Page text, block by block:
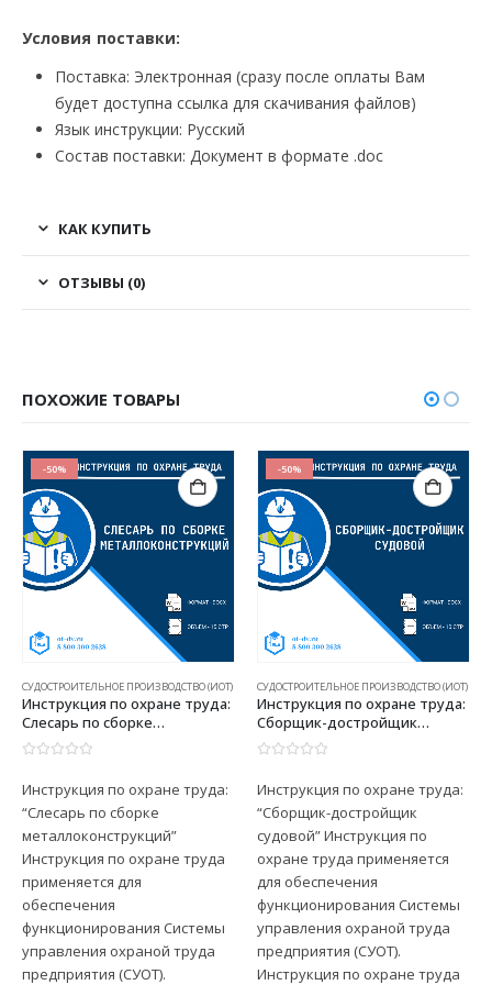
Условия поставки:
Поставка: Электронная (сразу после оплаты Вам
будет доступна ссылка для скачивания файлов)
Язык инструкции: Русский
Состав поставки: Документ в формате .doc
КАК КУПИТЬ
ОТЗЫВЫ (0)
ПОХОЖИЕ ТОВАРЫ
-50%
СУДОСТРОИТЕЛЬНОЕ ПРОИЗВОДСТВО (ИОТ)
Инструкция по охране труда:
Слесарь по сборке
металлоконструкций
Инструкция по охране труда:
“Слесарь по сборке
металлоконструкций”
Инструкция по охране труда
применяется для
обеспечения
функционирования Системы
управления охраной труда
предприятия (СУОТ).
-50%
СУДОСТРОИТЕЛЬНОЕ ПРОИЗВОДСТВО (ИОТ)
Инструкция по охране труда:
Сборщик-достройщик
судовой
Инструкция по охране труда:
“Сборщик-достройщик
судовой” Инструкция по
охране труда применяется
для обеспечения
функционирования Системы
управления охраной труда
предприятия (СУОТ).
Инструкция по охране труда